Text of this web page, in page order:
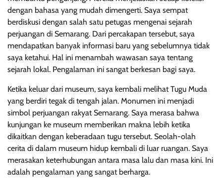
dengan bahasa yang mudah dimengerti. Saya sempat
berdiskusi dengan salah satu petugas mengenai sejarah
perjuangan di Semarang. Dari percakapan tersebut, saya
mendapatkan banyak informasi baru yang sebelumnya tidak
saya ketahui. Hal ini menambah wawasan saya tentang
sejarah lokal. Pengalaman ini sangat berkesan bagi saya.
Ketika keluar dari museum, saya kembali melihat Tugu Muda
yang berdiri tegak di tengah jalan. Monumen ini menjadi
simbol perjuangan rakyat Semarang. Saya merasa bahwa
kunjungan ke museum memberikan makna lebih ketika
dikaitkan dengan keberadaan tugu tersebut. Seolah-olah
cerita di dalam museum hidup kembali di luar ruangan. Saya
merasakan keterhubungan antara masa lalu dan masa kini. Ini
adalah pengalaman yang sangat berharga.